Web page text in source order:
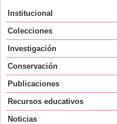
Institucional
Colecciones
Investigación
Conservación
Publicaciones
Recursos educativos
Noticias